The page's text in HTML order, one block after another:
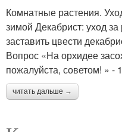
Комнатные растения.
зимой Декабрист: уход
заставить цвести
Вопрос «На орхидее
пожалуйста, советом! » -
читать дальше →